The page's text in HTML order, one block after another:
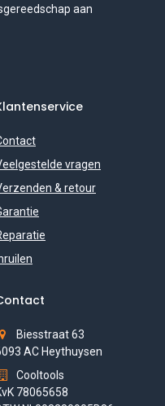
aan
vragen
& retour
Biesstraat 63
AC Heythuysen
Cooltools
78065658